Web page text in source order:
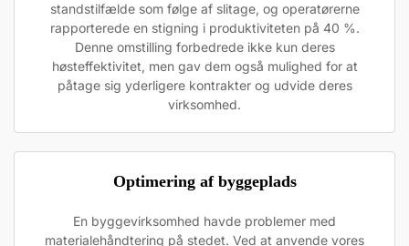
standstilfælde som følge af slitage, og operatørerne
rapporterede en stigning i produktiviteten på 40 %.
Denne omstilling forbedrede ikke kun deres
høsteffektivitet, men gav dem også mulighed for at
påtage sig yderligere kontrakter og udvide deres
virksomhed.
Optimering af byggeplads
En byggevirksomhed havde problemer med
materialehåndtering på stedet. Ved at anvende vores